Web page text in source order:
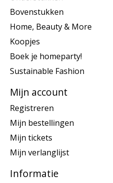
Bovenstukken
Home, Beauty & More
Koopjes
Boek je homeparty!
Sustainable Fashion
Mijn account
Registreren
Mijn bestellingen
Mijn tickets
Mijn verlanglijst
Informatie